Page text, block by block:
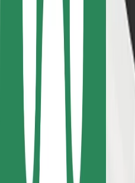
Palīdzība
Pasažieriem
Autovadītājiem
Kurjeriem
Bolt Food
Autoparku īpašniekiem
Restorāniem
Bolt for Business
Cits